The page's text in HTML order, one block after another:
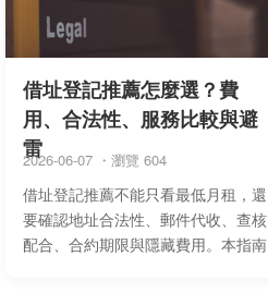
借址登記推薦怎麼選？費
用、合法性、服務比較與避
雷
2026-06-07 ・瀏覽 604
借址登記推薦不能只看最低月租，還
要確認地址合法性、郵件代收、查核
配合、合約期限與隱藏費用。本指南